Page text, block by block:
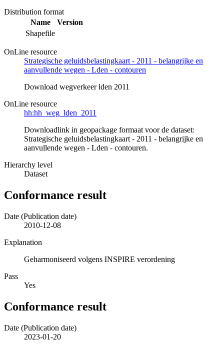
Distribution format
Name
Version
Shapefile
OnLine resource
Strategische geluidsbelastingkaart - 2011 - belangrijke en
aanvullende wegen - Lden - contouren
Download wegverkeer lden 2011
OnLine resource
hh:hh_weg_lden_2011
Downloadlink in geopackage formaat voor de dataset:
Strategische geluidsbelastingkaart - 2011 - belangrijke en
aanvullende wegen - Lden - contouren.
Hierarchy level
Dataset
Conformance result
Date (Publication date)
2010-12-08
Explanation
Geharmoniseerd volgens INSPIRE verordening
Pass
Yes
Conformance result
Date (Publication date)
2023-01-20